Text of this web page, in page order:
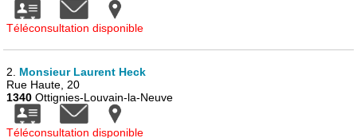
Téléconsultation disponible
2. Monsieur Laurent Heck
Rue Haute, 20
1340 Ottignies-Louvain-la-Neuve
Téléconsultation disponible